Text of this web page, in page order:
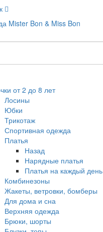
от 2 до 8 лет
Лосины
Юбки
Трикотаж
Спортивная одежда
Платья
Назад
Нарядные платья
Платья на каждый день
Комбинезоны
Жакеты, ветровки, бомберы
Для дома и сна
Верхняя одежда
Брюки, шорты